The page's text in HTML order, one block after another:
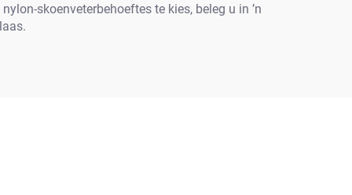
skoenveterbehoeftes te kies, beleg u in ’n